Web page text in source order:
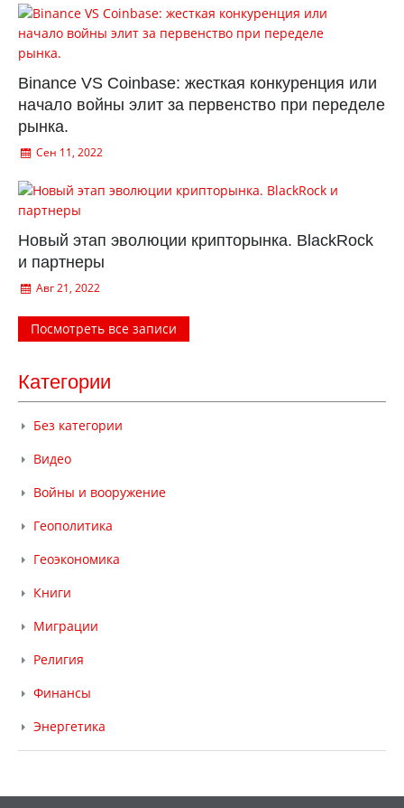
Binance VS Coinbase: жесткая конкуренция или
начало войны элит за первенство при переделе
рынка.
Сен 11, 2022
Новый этап эволюции крипторынка. BlackRock
и партнеры
Авг 21, 2022
Посмотреть все записи
Категории
Без категории
Видео
Войны и вооружение
Геополитика
Геоэкономика
Книги
Миграции
Религия
Финансы
Энергетика